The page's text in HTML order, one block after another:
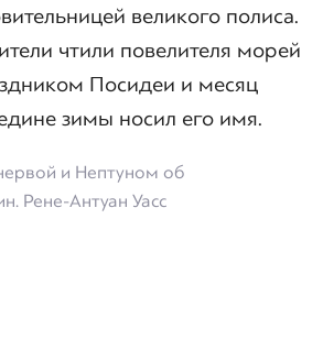
великого полиса.
чтили повелителя морей
Посидеи и месяц
зимы носил его имя.